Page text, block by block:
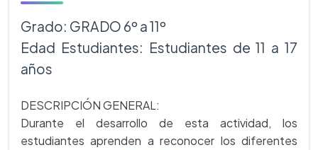
Grado: GRADO 6º a 11º
Edad Estudiantes: Estudiantes de 11 a 17
años
DESCRIPCIÓN GENERAL:
Durante el desarrollo de esta actividad, los
estudiantes aprenden a reconocer los diferentes